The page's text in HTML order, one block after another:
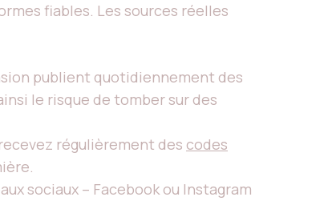
fiables. Les sources réelles
publient quotidiennement des
le risque de tomber sur des
régulièrement des codes
sociaux – Facebook ou Instagram